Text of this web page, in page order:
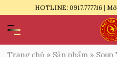
qua
nội
dung
HOTLINE: 0917.777716 |
Trang chủ » Sản phẩm » Soup